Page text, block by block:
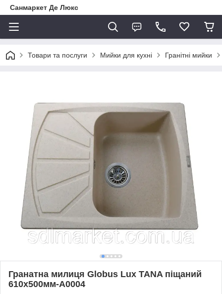
Санмаркет Де Люкс
Товари та послуги Мийки для кухні Гранітні мийки
Гранатна милиця Globus Lux TANA піщаний
610x500мм-А0004